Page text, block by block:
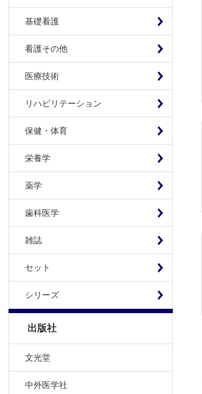
基礎看護
看護その他
医療技術
リハビリテーション
保健・体育
栄養学
薬学
歯科医学
雑誌
セット
シリーズ
出版社
文光堂
中外医学社